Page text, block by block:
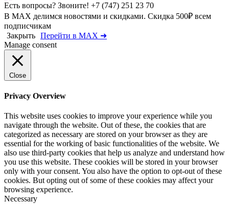
Есть вопросы? Звоните! +7 (747) 251 23 70
В MAX делимся новостями и скидками. Скидка 500₽ всем
подписчикам
Закрыть Перейти в MAX ➜
Manage consent
Close
Privacy Overview
This website uses cookies to improve your experience while you
navigate through the website. Out of these, the cookies that are
categorized as necessary are stored on your browser as they are
essential for the working of basic functionalities of the website. We
also use third-party cookies that help us analyze and understand how
you use this website. These cookies will be stored in your browser
only with your consent. You also have the option to opt-out of these
cookies. But opting out of some of these cookies may affect your
browsing experience.
Necessary